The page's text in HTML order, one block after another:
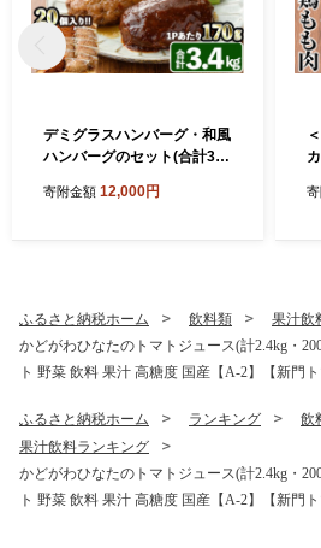
デミグラスハンバーグ・和風
ハンバーグのセット(合計3.4
温めるだけ デミグラスソー
寄附金額 12,000円
ふるさと納税ホーム 飲料類
果汁飲
かどがわひなたのトマトジュース(計2.4kg・
ト 野菜 飲料 果汁 高糖度 国産【A-2】【新門ト
ふるさと納税ホーム ランキング
飲
果汁飲料ランキング
かどがわひなたのトマトジュース(計2.4kg・
ト 野菜 飲料 果汁 高糖度 国産【A-2】【新門ト